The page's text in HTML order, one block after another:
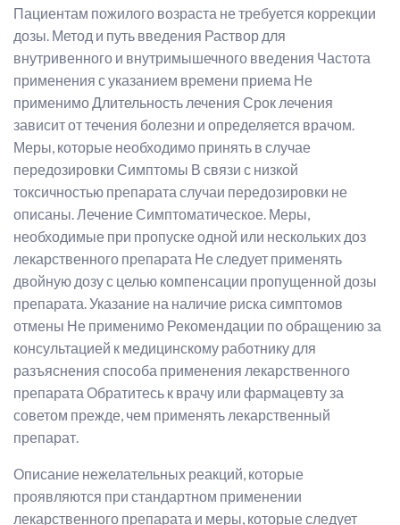
Пациентам пожилого возраста не требуется коррекции
дозы. Метод и путь введения Раствор для
внутривенного и внутримышечного введения Частота
применения с указанием времени приема Не
применимо Длительность лечения Срок лечения
зависит от течения болезни и определяется врачом.
Меры, которые необходимо принять в случае
передозировки Симптомы В связи с низкой
токсичностью препарата случаи передозировки не
описаны. Лечение Симптоматическое. Меры,
необходимые при пропуске одной или нескольких доз
лекарственного препарата Не следует применять
двойную дозу с целью компенсации пропущенной дозы
препарата. Указание на наличие риска симптомов
отмены Не применимо Рекомендации по обращению за
консультацией к медицинскому работнику для
разъяснения способа применения лекарственного
препарата Обратитесь к врачу или фармацевту за
советом прежде, чем применять лекарственный
препарат.
Описание нежелательных реакций, которые
проявляются при стандартном применении
лекарственного препарата и меры, которые следует